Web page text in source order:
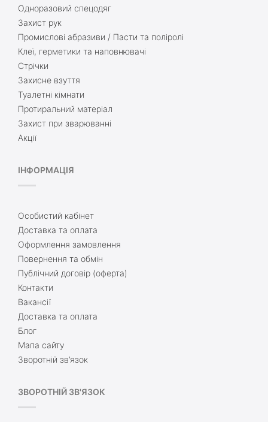
Одноразовий спецодяг
Захист рук
Промислові абразиви / Пасти та поліролі
Клеї, герметики та наповнювачі
Стрічки
Захисне взуття
Туалетні кімнати
Протиральний матеріал
Захист при зварюванні
Акції
ІНФОРМАЦІЯ
Особистий кабінет
Доставка та оплата
Оформлення замовлення
Повернення та обмін
Публічний договір (оферта)
Контакти
Вакансії
Доставка та оплата
Блог
Мапа сайту
Зворотній зв’язок
ЗВОРОТНІЙ ЗВ'ЯЗОК